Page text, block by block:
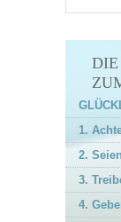
DIE
1.
2.
3.
4.